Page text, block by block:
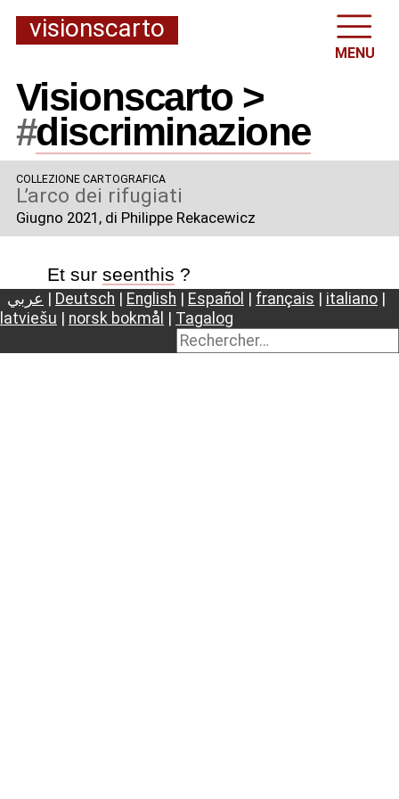
visionscarto
MENU
Visionscarto >
#discriminazione
COLLEZIONE CARTOGRAFICA
L’arco dei rifugiati
Giugno 2021 , di Philippe Rekacewicz
Et sur seenthis ?
عربي Deutsch English Español français italiano
latviešu
norsk bokmål Tagalog